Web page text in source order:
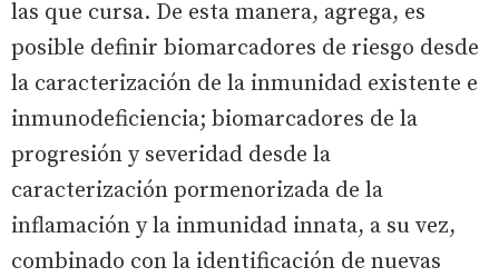
las que cursa. De esta manera, agrega, es
posible definir biomarcadores de riesgo desde
la caracterización de la inmunidad existente e
inmunodeficiencia; biomarcadores de la
progresión y severidad desde la
caracterización pormenorizada de la
inflamación y la inmunidad innata, a su vez,
combinado con la identificación de nuevas